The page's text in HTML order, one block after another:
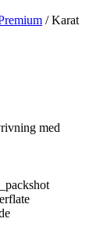
/ Karat
med